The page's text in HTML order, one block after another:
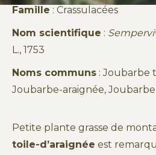
Famille : Crassulacées
Nom scientifique :
L., 1753
Noms communs : Joubarbe
Joubarbe-araignée,
Petite plante grasse de
toile-d’araignée est